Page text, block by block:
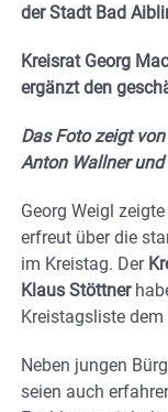
der Stadt Bad
Kreisrat Georg
ergänzt den
Das Foto zeigt
Anton Wallner
Georg Weigl
erfreut über die
im Kreistag. Der
Klaus Stöttner
Kreistagsliste
Neben jungen
seien auch